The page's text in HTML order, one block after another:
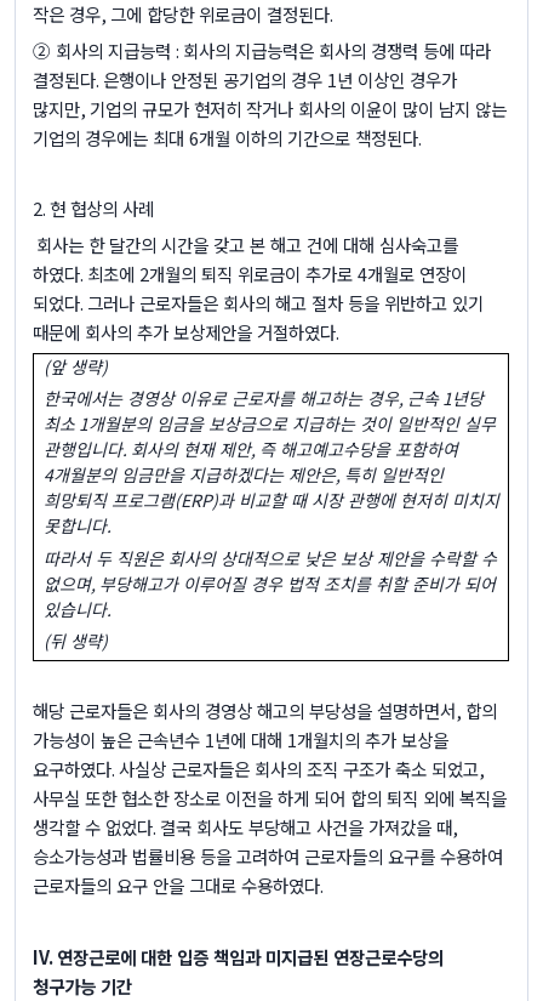
작은 경우, 그에 합당한 위로금이 결정된다.
② 회사의 지급능력: 회사의 지급능력은 회사의 경쟁력 등에 따라
결정된다. 은행이나 안정된 공기업의 경우 1년 이상인 경우가
많지만, 기업의 규모가 현저히 작거나 회사의 이윤이 많이 남지 않는
기업의 경우에는 최대6개월 이하의 기간으로 책정된다.
2.현 협상의 사례
회사는 한 달간의 시간을 갖고 본 해고 건에 대해 심사숙고를
하였다. 최초에 2개월의 퇴직 위로금이 추가로4개월로 연장이
되었다. 그러나 근로자들은 회사의 해고 절차 등을 위반하고 있기
때문에 회사의 추가 보상제안을 거절하였다.
(앞 생략)
한국에서는 경영상 이유로 근로자를 해고하는 경우, 근속1년당
최소1개월분의 임금을 보상금으로 지급하는 것이 일반적인 실무
관행입니다. 회사의 현재 제안, 즉 해고예고수당을 포함하여
4개월분의 임금만을 지급하겠다는 제안은, 특히 일반적인
희망퇴직 프로그램(ERP)과 비교할 때 시장 관행에 현저히 미치지
못합니다.
따라서 두 직원은 회사의 상대적으로 낮은 보상 제안을 수락할 수
없으며, 부당해고가 이루어질 경우 법적 조치를 취할 준비가 되어
있습니다.
(뒤 생략)
해당 근로자들은 회사의 경영상 해고의 부당성을 설명하면서, 합의
가능성이 높은 근속년수 1년에 대해 1개월치의 추가 보상을
요구하였다.사실상 근로자들은 회사의 조직 구조가 축소 되었고,
사무실 또한 협소한 장소로 이전을 하게 되어 합의 퇴직 외에 복직을
생각할 수 없었다. 결국 회사도 부당해고 사건을 가져갔을 때,
승소가능성과 법률비용 등을 고려하여 근로자들의 요구를 수용하여
근로자들의 요구 안을 그대로 수용하였다.
IV.연장근로에 대한 입증 책임과 미지급된 연장근로수당의
청구가능 기간